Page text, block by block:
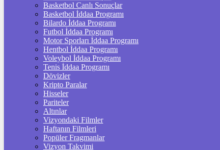
10.664,00%0,29
TAM ALTIN
42.473,00%0,29
%0,13
%0,70
฿%-0.5
Basketbol Canlı Sonuçlar
Basketbol İddaa Programı
Bilardo İddaa Programı
Futbol İddaa Programı
Motor Sporları İddaa Programı
Hentbol İddaa Programı
Voleybol İddaa Programı
Tenis İddaa Programı
Dövizler
Kripto Paralar
Hisseler
Pariteler
Altınlar
Vizyondaki Filmler
Haftanın Filmleri
Popüler Fragmanlar
Vizyon Takvimi